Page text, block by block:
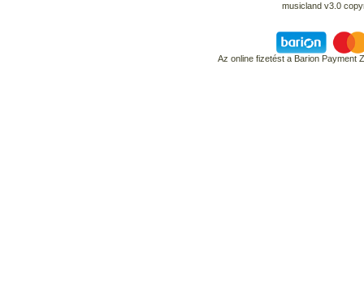
musicland v3.0
Az online fizetést a Barion Payment